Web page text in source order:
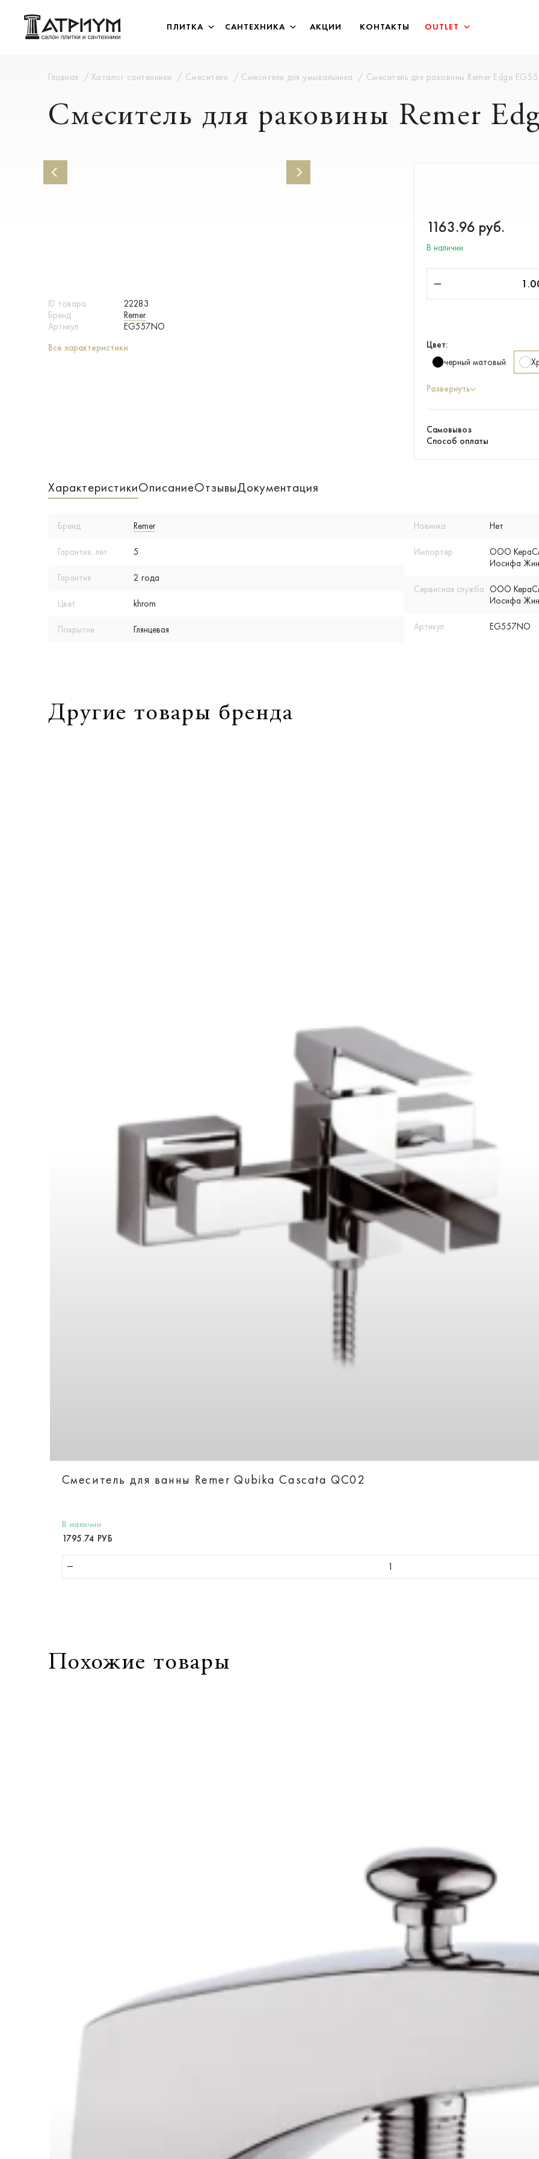
ПЛИТКА САНТЕХНИКА АКЦИИ КОНТАКТЫ OUTLET
Главная Каталог сантехники Смесители Смесители для умывальника Смеситель для раковины Remer Edge
Смеситель для раковины Remer
ID товара
22283
Бренд
Remer
Артикул
EG557NO
Все характеристики
1163.96 руб.
В наличии
Цвет:
черный матовый
Развернуть
Самовывоз
Способ оплаты
ХарактеристикиОписаниеОтзывыДокументация
Бренд Remer
Гарантия, лет 5
Гарантия 2 года
Цвет khrom
Покрытие Глянцевая
Новинка Нет
Импортер
ООО
Иосифа
Сервисная служба ООО
Иосифа
Артикул EG557NO
Другие товары бренда
Смеситель для ванны Remer Qubika Cascata QC02
В наличии
1795.74 РУБ
Похожие товары